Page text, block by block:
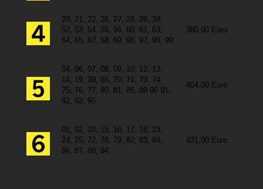
20, 21, 22, 26, 27, 28, 29, 38,
52, 53, 54, 55, 56, 60, 61, 63,
64, 65, 67, 68, 69, 96, 97, 98, 99
380,00 Euro
04, 06, 07, 08, 09, 10, 12, 13,
14, 19, 39, 66, 70, 71, 73, 74,
75, 76, 77, 80, 81, 85, 89 90 91,
92, 93, 95
404,00 Euro
01, 02, 03, 15, 16, 17, 18, 23,
24, 25, 72, 78, 79, 82, 83, 84,
86, 87, 88, 94
431,00 Euro